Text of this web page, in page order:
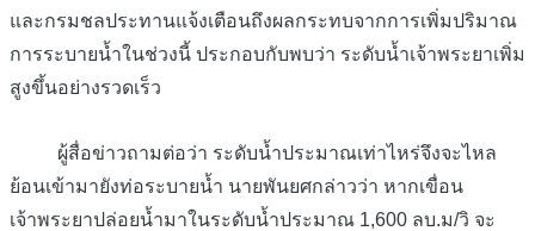
และกรมชลประทานแจ้งเตือนถึงผลกระทบจากการเพิ่มปริมาณ
การระบายน้ำในช่วงนี้ ประกอบกับพบว่า ระดับน้ำเจ้าพระยาเพิ่ม
สูงขึ้นอย่างรวดเร็ว
ผู้สื่อข่าวถามต่อว่า ระดับน้ำประมาณเท่าไหร่จึงจะไหล
ย้อนเข้ามายังท่อระบายน้ำ นายพันยศกล่าวว่า หากเขื่อน
เจ้าพระยาปล่อยน้ำมาในระดับน้ำประมาณ 1,600 ลบ.ม/วิ จะ